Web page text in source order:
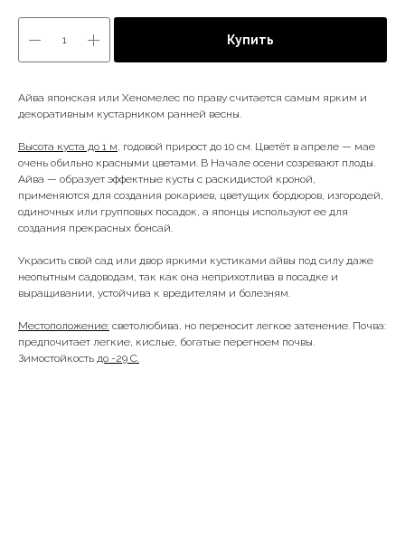
Купить
Айва японская или Хеномелес по праву считается самым ярким и
декоративным кустарником ранней весны.
Высота куста до 1 м, годовой прирост до 10 см. Цветёт в апреле — мае
очень обильно красными цветами. В Начале осени созревают плоды.
Айва — образует эффектные кусты с раскидистой кроной,
применяются для создания рокариев, цветущих бордюров, изгородей,
одиночных или групповых посадок, а японцы используют ее для
создания прекрасных бонсай.
Украсить свой сад или двор яркими кустиками айвы под силу даже
неопытным садоводам, так как она неприхотлива в посадке и
выращивании, устойчива к вредителям и болезням.
Местоположение: светолюбива, но переносит легкое затенение. Почва:
предпочитает легкие, кислые, богатые перегноем почвы.
Зимостойкость до -29 С.